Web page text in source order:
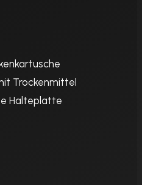
Trockenmittel
Halteplatte